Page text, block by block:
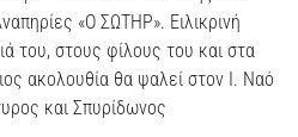
«Ο ΣΩΤΗΡ». Ειλικρινή
του, στους φίλους του και στα
ακολουθία θα ψαλεί στον Ι. Ναό
και Σπυρίδωνος